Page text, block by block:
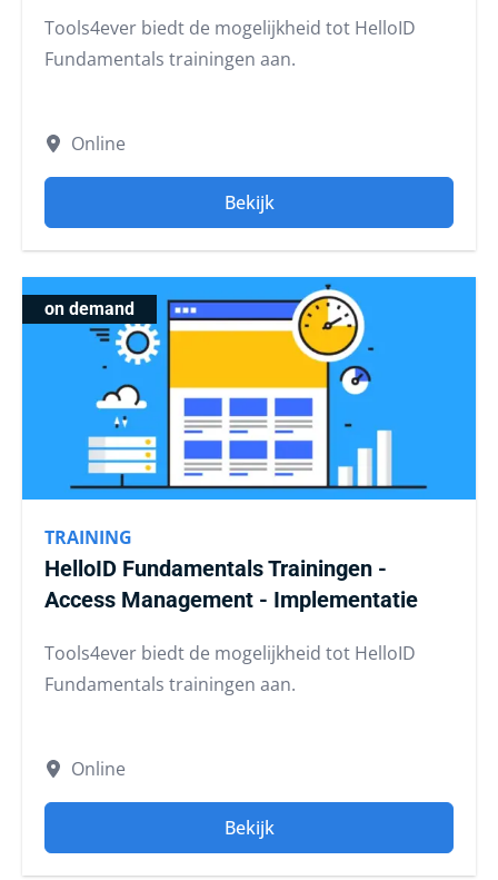
Tools4ever biedt de mogelijkheid tot HelloID
Fundamentals trainingen aan.
Online
Bekijk
on demand
TRAINING
HelloID Fundamentals Trainingen -
Access Management - Implementatie
Tools4ever biedt de mogelijkheid tot HelloID
Fundamentals trainingen aan.
Online
Bekijk